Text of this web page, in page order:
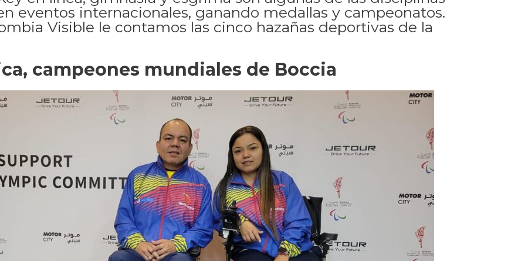
eventos internacionales, ganando medallas y campeonatos.
Visible le contamos las cinco hazañas deportivas de la
campeones mundiales de Boccia